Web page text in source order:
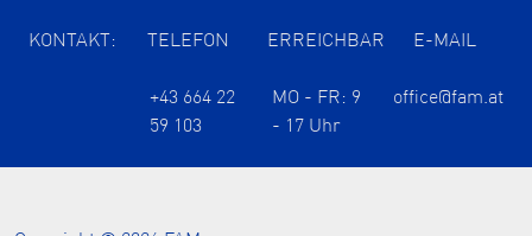
KONTAKT: TELEFON ERREICHBAR E-MAIL
+43 664 22
59 103
MO - FR: 9
- 17 Uhr
office@fam.at